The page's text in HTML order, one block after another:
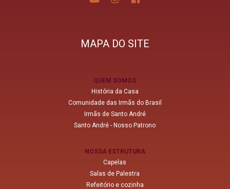
MAPA DO SITE
QUEM SOMOS
História da Casa
Comunidade das Irmãs do Brasil
Irmãs de Santo André
Santo André - Nosso Patrono
NOSSA ESTRUTURA
Capelas
Salas de Palestra
Refeitório e cozinha